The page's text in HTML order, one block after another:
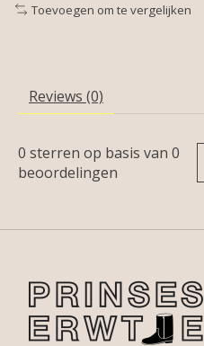
Toevoegen om te vergelijken
Reviews (0)
0 sterren op basis van 0
beoordelingen